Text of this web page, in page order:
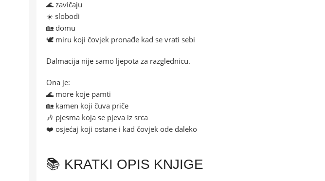
🌊 zavičaju
☀️ slobodi
🏡 domu
🕊️ miru koji čovjek pronađe kad se vrati sebi
Dalmacija nije samo ljepota za razglednicu.
Ona je:
🌊 more koje pamti
🏡 kamen koji čuva priče
🎶 pjesma koja se pjeva iz srca
❤️ osjećaj koji ostane i kad čovjek ode daleko
📚 KRATKI OPIS KNJIGE